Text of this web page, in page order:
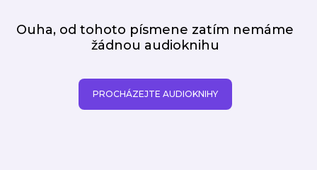
Ouha, od tohoto písmene zatím nemáme
žádnou audioknihu
PROCHÁZEJTE AUDIOKNIHY